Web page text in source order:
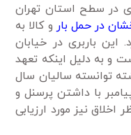
در سطح استان تهران
و کالا به
این باربری در خیابان
و به دلیل اینکه تعهد
توانسته سالیان سال
با داشتن پرسنل و
اخلاق نیز مورد ارزیابی